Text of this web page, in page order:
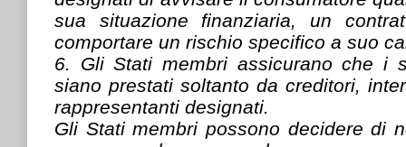
sua situazione finanziaria, un
comportare un rischio specifico a suo
6. Gli Stati membri assicurano che i
siano prestati soltanto da creditori,
rappresentanti designati.
Gli Stati membri possono decidere di